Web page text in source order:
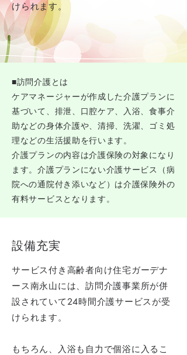
けられます。
​■訪問介護とは
ケアマネージャーが作成した介護プランに
基づいて、排泄、口腔ケア、入浴、食事介
助などの身体介護や、清掃、洗濯、ゴミ処
理などの生活援助を行います。
介護プランの内容は介護保険の対象になり
ます。介護プランにない介護サービス（病
院への通院付き添いなど）は介護保険外の
有料サービスとなります。
設備充実
サービス付き高齢者向け住宅ガーデナ
ース南永山には、訪問介護事業所が併
設されていて24時間介護サービスが受
けられます。
もちろん、入浴も自力で個浴に入るこ